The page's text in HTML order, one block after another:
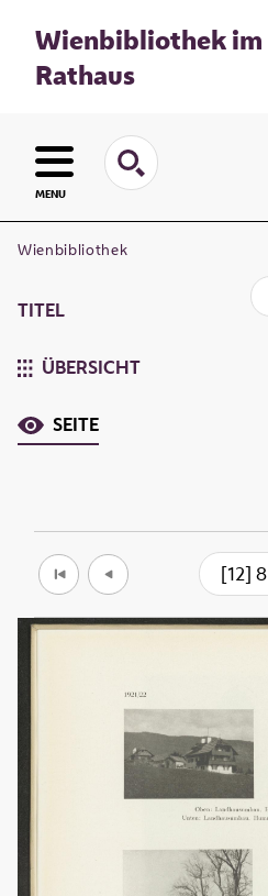
Wienbibliothek im
Rathaus
MENU
Wienbibliothek
TITEL
ÜBERSICHT
SEITE
[12] 8